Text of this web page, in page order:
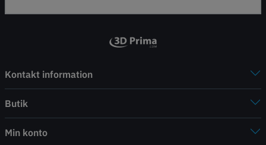
Kontakt information
Butik
Min konto